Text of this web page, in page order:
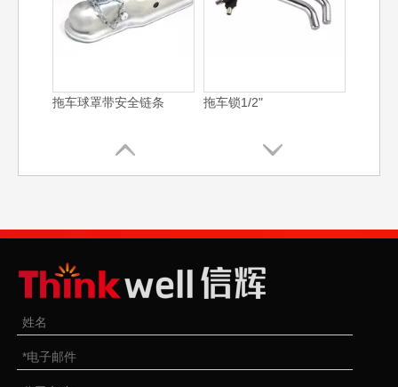
拖车球罩带安全链条 拖车锁1/2"